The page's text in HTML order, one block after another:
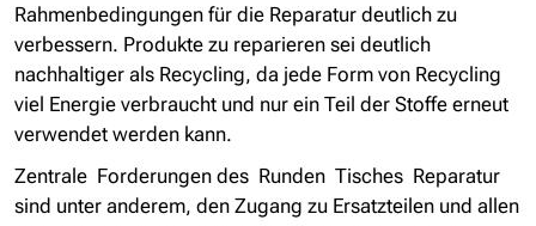
Rahmenbedingungen für die Reparatur deutlich zu
verbessern. Produkte zu reparieren sei deutlich
nachhaltiger als Recycling, da jede Form von Recycling
viel Energie verbraucht und nur ein Teil der Stoffe erneut
verwendet werden kann.
Zentrale Forderungen des Runden Tisches Reparatur
sind unter anderem, den Zugang zu Ersatzteilen und allen